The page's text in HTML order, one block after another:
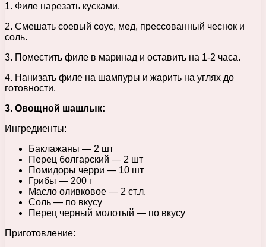
1. Филе нарезать кусками.
2. Смешать соевый соус, мед, прессованный чеснок и
соль.
3. Поместить филе в маринад и оставить на 1-2 часа.
4. Нанизать филе на шампуры и жарить на углях до
готовности.
3. Овощной шашлык:
Ингредиенты:
Баклажаны — 2 шт
Перец болгарский — 2 шт
Помидоры черри — 10 шт
Грибы — 200 г
Масло оливковое — 2 ст.л.
Соль — по вкусу
Перец черный молотый — по вкусу
Приготовление: